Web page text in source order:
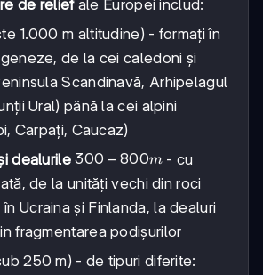
de reliefale Europei includ:
1.000 m altitudine) - formați în
de la cei caledoni și
Scandinavă, Arhipelagul
Ural) până la cei alpini
Carpați, Caucaz)
dealurile 300-
800
m
300 − 800m - cu
de la unități vechi din roci
Ucraina și Finlanda, la dealuri
fragmentarea podișurilor
250 m) - de tipuri diferite: